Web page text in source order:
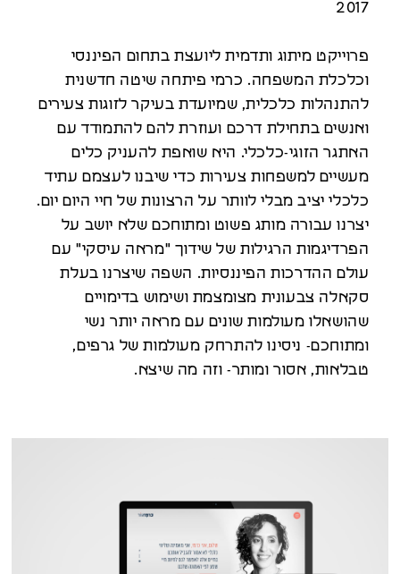
2017
פרוייקט מיתוג ותדמית ליועצת בתחום הפיננסי
וכלכלת המשפחה. כרמי פיתחה שיטה חדשנית
להתנהלות כלכלית, שמיועדת בעיקר לזוגות צעירים
ואנשים בתחילת דרכם ועוזרת להם להתמודד עם
האתגר הזוגי-כלכלי. היא שואפת להעניק כלים
מעשיים למשפחות צעירות כדי שיבנו לעצמם עתיד
כלכלי יציב מבלי לוותר על הרצונות של חיי היום יום.
יצרנו עבורה מותג פשוט ומתוחכם שלא יושב על
הפרדיגמות הרגילות של שידוך "מראה עיסקי" עם
עולם ההדרכות הפיננסיות. השפה שיצרנו בעלת
סקאלה צבעונית מצומצמת ושימוש בדימויים
שהושאלו מעולמות שונים עם מראה יותר נשי
ומתוחכם- ניסינו להתרחק מעולמות של גרפים,
טבלאות, אסור ומותר- וזה מה שיצא.